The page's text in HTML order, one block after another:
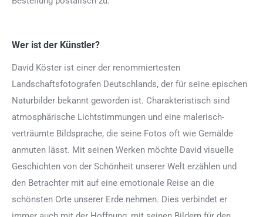
Wer ist der Künstler?
David Köster ist einer der renommiertesten
Landschaftsfotografen Deutschlands, der für seine epischen
Naturbilder bekannt geworden ist. Charakteristisch sind
atmosphärische Lichtstimmungen und eine malerisch-
verträumte Bildsprache, die seine Fotos oft wie Gemälde
anmuten lässt. Mit seinen Werken möchte David visuelle
Geschichten von der Schönheit unserer Welt erzählen und
den Betrachter mit auf eine emotionale Reise an die
schönsten Orte unserer Erde nehmen. Dies verbindet er